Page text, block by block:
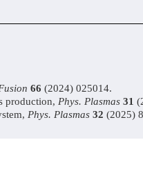
66 (2024) 025014.
production, Phys. Plasmas 31
Phys. Plasmas 32 (2025)